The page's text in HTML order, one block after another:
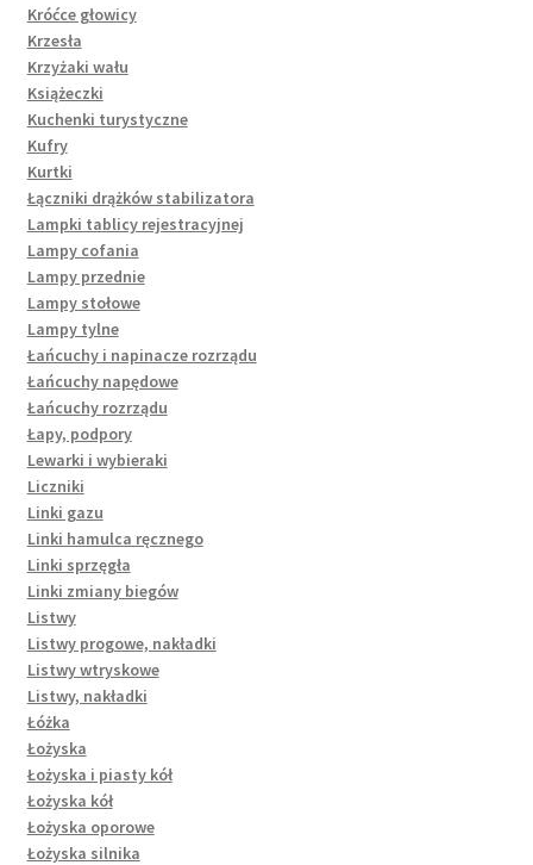
Króćce głowicy
Krzesła
Krzyżaki wału
Książeczki
Kuchenki turystyczne
Kufry
Kurtki
Łączniki drążków stabilizatora
Lampki tablicy rejestracyjnej
Lampy cofania
Lampy przednie
Lampy stołowe
Lampy tylne
Łańcuchy i napinacze rozrządu
Łańcuchy napędowe
Łańcuchy rozrządu
Łapy, podpory
Lewarki i wybieraki
Liczniki
Linki gazu
Linki hamulca ręcznego
Linki sprzęgła
Linki zmiany biegów
Listwy
Listwy progowe, nakładki
Listwy wtryskowe
Listwy, nakładki
Łóżka
Łożyska
Łożyska i piasty kół
Łożyska kół
Łożyska oporowe
Łożyska silnika